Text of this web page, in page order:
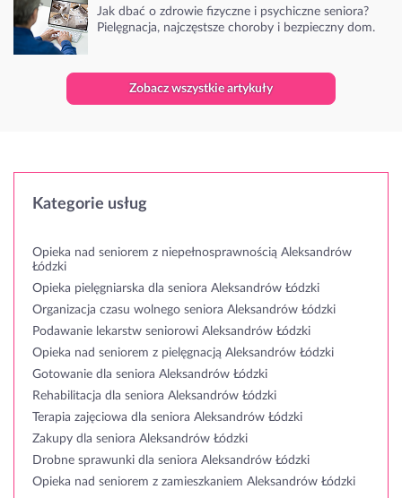
Jak dbać o zdrowie fizyczne i psychiczne seniora?
Pielęgnacja, najczęstsze choroby i bezpieczny dom.
Zobacz wszystkie artykuły
Kategorie usług
Opieka nad seniorem z niepełnosprawnością Aleksandrów
Łódzki
Opieka pielęgniarska dla seniora Aleksandrów Łódzki
Organizacja czasu wolnego seniora Aleksandrów Łódzki
Podawanie lekarstw seniorowi Aleksandrów Łódzki
Opieka nad seniorem z pielęgnacją Aleksandrów Łódzki
Gotowanie dla seniora Aleksandrów Łódzki
Rehabilitacja dla seniora Aleksandrów Łódzki
Terapia zajęciowa dla seniora Aleksandrów Łódzki
Zakupy dla seniora Aleksandrów Łódzki
Drobne sprawunki dla seniora Aleksandrów Łódzki
Opieka nad seniorem z zamieszkaniem Aleksandrów Łódzki